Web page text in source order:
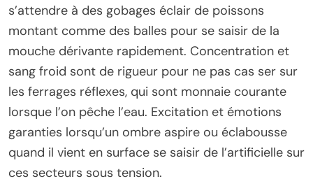
s’attendre à des gobages éclair de poissons
montant comme des balles pour se saisir de la
mouche dérivante rapidement. Concentration et
sang froid sont de rigueur pour ne pas cas ser sur
les ferrages réflexes, qui sont monnaie courante
lorsque l’on pêche l’eau. Excitation et émotions
garanties lorsqu’un ombre aspire ou éclabousse
quand il vient en surface se saisir de l’artificielle sur
ces secteurs sous tension.